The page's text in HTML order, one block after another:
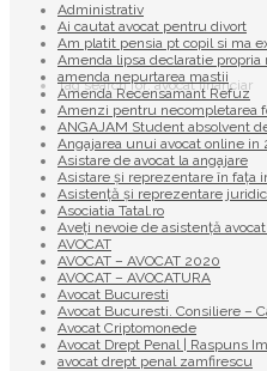
Tag search for: avocat financiar
Administrativ
Ai cautat avocat pentru divort
Am platit pensia pt copil si ma
Amenda lipsa declaratie propria
amenda nepurtarea mastii
Amenda Recensamant Refuz
Amenzi pentru necompletarea
ANGAJAM Student absolvent
Angajarea unui avocat online in
Asistare de avocat la angajare
Asistare și reprezentare în fața
Asistență și reprezentare
Asociatia Tatal.ro
Aveţi nevoie de asistenţă
AVOCAT
AVOCAT – AVOCAT 2020
AVOCAT – AVOCATURA
Avocat Bucuresti
Avocat Bucuresti. Consiliere –
Avocat Criptomonede
Avocat Drept Penal | Raspuns
avocat drept penal zamfirescu